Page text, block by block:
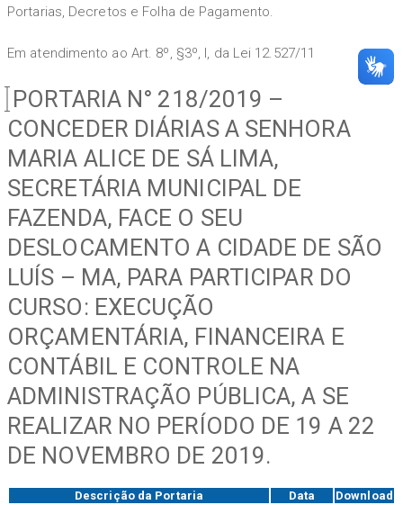
Portarias, Decretos e Folha de Pagamento.
Em atendimento ao Art. 8º, §3º, I, da Lei 12.527/11
PORTARIA N° 218/2019 –
CONCEDER DIÁRIAS A SENHORA
MARIA ALICE DE SÁ LIMA,
SECRETÁRIA MUNICIPAL DE
FAZENDA, FACE O SEU
DESLOCAMENTO A CIDADE DE SÃO
LUÍS – MA, PARA PARTICIPAR DO
CURSO: EXECUÇÃO
ORÇAMENTÁRIA, FINANCEIRA E
CONTÁBIL E CONTROLE NA
ADMINISTRAÇÃO PÚBLICA, A SE
REALIZAR NO PERÍODO DE 19 A 22
DE NOVEMBRO DE 2019.
Descrição da Portaria Data
Download